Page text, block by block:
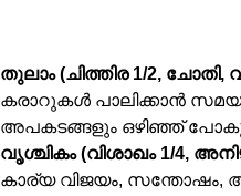
തുലാം (ചിത്തിര 1/2, ചോതി,
കരാറുകള്‍ പാലിക്കാന്‍
അപകടങ്ങളും ഒഴിഞ്ഞ്
വൃശ്ചികം (വിശാഖം 1/4,
കാര്യ വിജയം, സന്തോഷം,